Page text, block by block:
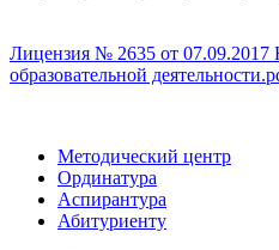
Лицензия № 2635 от 07.09.2017
образовательной
Методический центр
Ординатура
Аспирантура
Абитуриенту